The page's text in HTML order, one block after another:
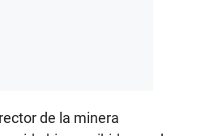
de la minera